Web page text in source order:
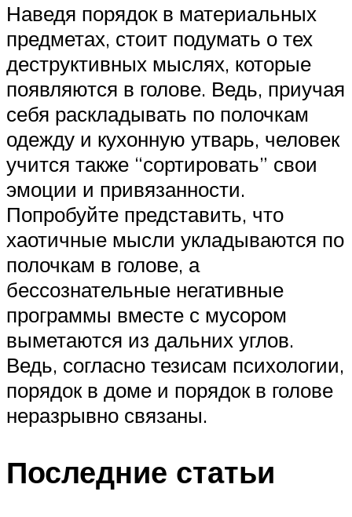
Наведя порядок в материальных
предметах, стоит подумать о тех
деструктивных мыслях, которые
появляются в голове. Ведь, приучая
себя раскладывать по полочкам
одежду и кухонную утварь, человек
учится также “сортировать” свои
эмоции и привязанности.
Попробуйте представить, что
хаотичные мысли укладываются по
полочкам в голове, а
бессознательные негативные
программы вместе с мусором
выметаются из дальних углов.
Ведь, согласно тезисам психологии,
порядок в доме и порядок в голове
неразрывно связаны.
Последние статьи